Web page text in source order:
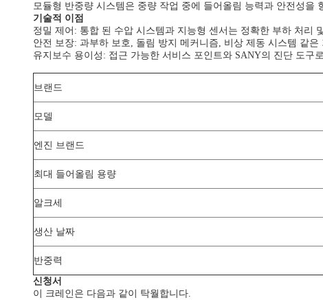
모듈형 반중량 시스템은 중량 작업 중에 들어올림 능력과 안전성
기술적 이점
정밀 제어: 통합 된 수압 시스템과 지능형 센서는 정확한 부하 처리
안전 보장: 과부하 보호, 돌림 방지 메커니즘, 비상 제동 시스템 같
유지보수 용이성: 접근 가능한 서비스 포인트와 SANY의 진단 도구
브랜드
모델
엔진 브랜드
최대 들어올림 용량
알크세
생산 날짜
반중력
신청서
이 크레인은 다음과 같이 탁월합니다.